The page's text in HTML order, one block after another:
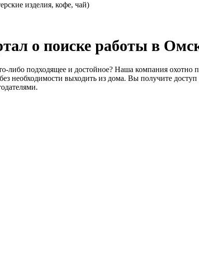
изделия, кофе, чай)
о поиске работы в
либо подходящее и достойное? Наша компания охотно
необходимости выходить из дома. Вы получите